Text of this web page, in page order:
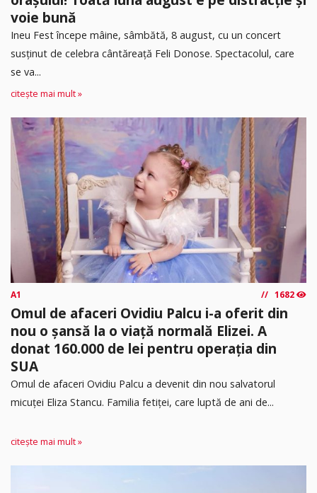
voie bună
Ineu Fest începe mâine, sâmbătă, 8 august, cu un concert
susținut de celebra cântăreață Feli Donose. Spectacolul, care
se va...
citește mai mult »
A1 1682
Omul de afaceri Ovidiu Palcu i-a oferit din
nou o șansă la o viață normală Elizei. A
donat 160.000 de lei pentru operația din
SUA
Omul de afaceri Ovidiu Palcu a devenit din nou salvatorul
micuței Eliza Stancu. Familia fetiței, care luptă de ani de...
citește mai mult »